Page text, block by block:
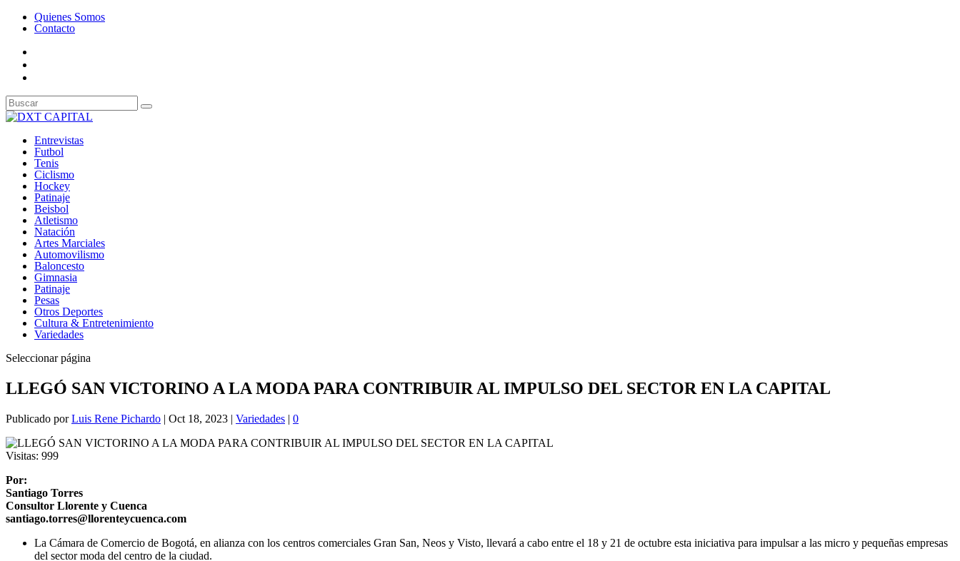
Quienes Somos
Contacto
Entrevistas
Futbol
Tenis
Ciclismo
Hockey
Patinaje
Beisbol
Atletismo
Natación
Artes Marciales
Automovilismo
Baloncesto
Gimnasia
Patinaje
Pesas
Otros Deportes
Cultura & Entretenimiento
Variedades
Seleccionar página
LLEGÓ SAN VICTORINO A LA MODA PARA CONTRIBUIR AL IMPULSO DEL SECTOR EN LA CAPITAL
Publicado porLuis Rene Pichardo | Oct 18, 2023 | Variedades | 0
Visitas: 999
Por:
Santiago Torres
Consultor Llorente y Cuenca
santiago.torres@llorenteycuenca.com
La Cámara de Comercio de Bogotá, en alianza con los centros comerciales Gran San, Neos y Visto, llevará a cabo entre el 18 y 21 de octubre esta iniciativa para impulsar a las micro y pequeñas empresas
del sector moda del centro de la ciudad.